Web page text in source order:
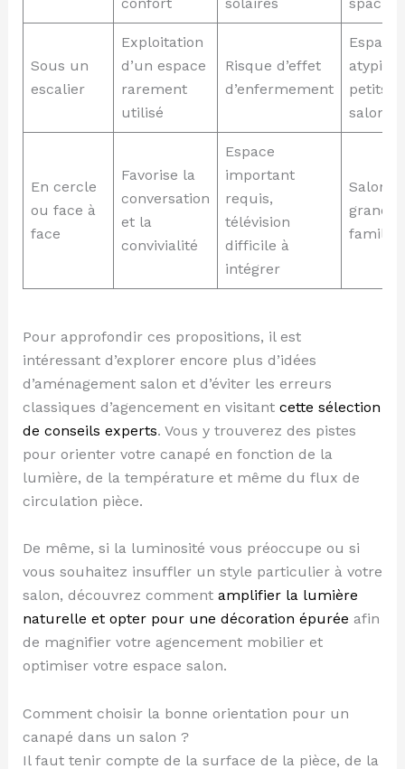
Sous un
escalier
Exploitation
d’un espace
rarement
utilisé
Risque d’effet
d’enfermement
Espaces
petits
salons
En cercle
ou face à
face
Favorise la
conversation
et la
convivialité
Espace
important
requis,
télévision
difficile à
intégrer
Salons
grands
Pour approfondir ces propositions, il est
intéressant d’explorer encore plus d’idées
d’aménagement salon et d’éviter les erreurs
classiques d’agencement en visitant cette sélection
de conseils experts. Vous y trouverez des pistes
pour orienter votre canapé en fonction de la
lumière, de la température et même du flux de
circulation pièce.
De même, si la luminosité vous préoccupe ou si
vous souhaitez insuffler un style particulier à votre
salon, découvrez comment amplifier la lumière
naturelle et opter pour une décoration épurée afin
de magnifier votre agencement mobilier et
optimiser votre espace salon.
Comment choisir la bonne orientation pour un
canapé dans un salon ?
Il faut tenir compte de la surface de la pièce, de la